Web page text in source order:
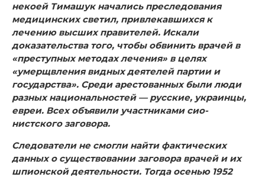
некоей Тимашук начались пре­следования
медицинских светил, привлекавшихся к
лечению высших правителей. Искали
доказательства того, чтобы об­винить врачей в
«преступных методах лечения» в целях
«умерщвления видных деятелей партии и
государства». Сре­ди арестованных были люди
разных национальностей — русские, украинцы,
евреи. Всех объявили участниками сио­
нистского заговора.
Следователи не смогли найти фактических
данных о су­ществовании заговора врачей и их
шпионской деятельности. Тогда осенью 1952